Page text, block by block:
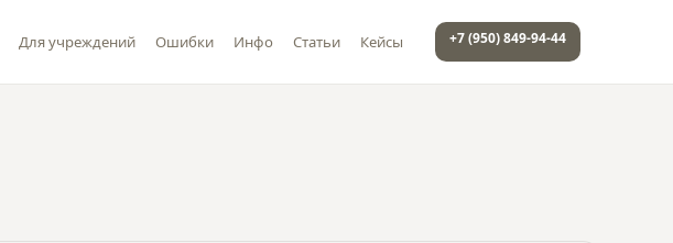
Для учреждений Ошибки Инфо Статьи Кейсы +7 (950) 849-94-44